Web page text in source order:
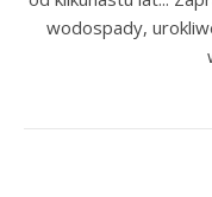
wodospady,